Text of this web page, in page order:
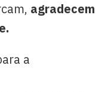
agradecem
a